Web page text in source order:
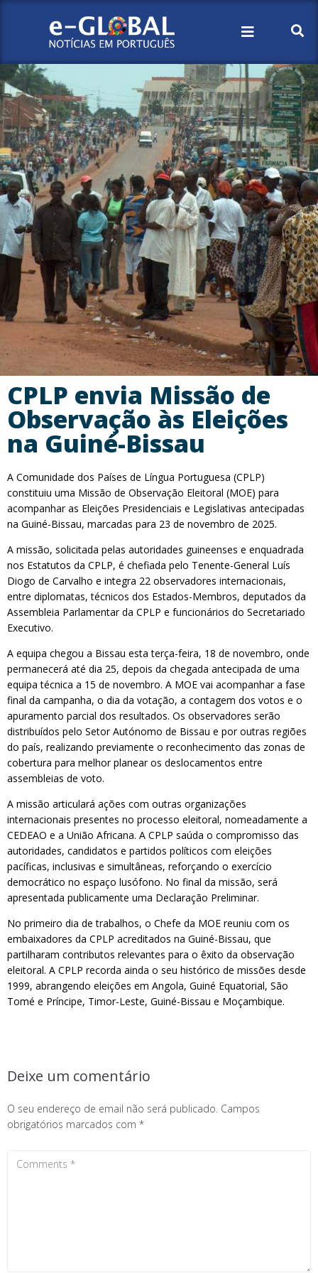
CPLP envia Missão de
Observação às Eleições
na Guiné-Bissau
A Comunidade dos Países de Língua Portuguesa (CPLP)
constituiu uma Missão de Observação Eleitoral (MOE) para
acompanhar as Eleições Presidenciais e Legislativas antecipadas
na Guiné-Bissau, marcadas para 23 de novembro de 2025.
A missão, solicitada pelas autoridades guineenses e enquadrada
nos Estatutos da CPLP, é chefiada pelo Tenente-General Luís
Diogo de Carvalho e integra 22 observadores internacionais,
entre diplomatas, técnicos dos Estados-Membros, deputados da
Assembleia Parlamentar da CPLP e funcionários do Secretariado
Executivo.
A equipa chegou a Bissau esta terça-feira, 18 de novembro, onde
permanecerá até dia 25, depois da chegada antecipada de uma
equipa técnica a 15 de novembro. A MOE vai acompanhar a fase
final da campanha, o dia da votação, a contagem dos votos e o
apuramento parcial dos resultados. Os observadores serão
distribuídos pelo Setor Autónomo de Bissau e por outras regiões
do país, realizando previamente o reconhecimento das zonas de
cobertura para melhor planear os deslocamentos entre
assembleias de voto.
A missão articulará ações com outras organizações
internacionais presentes no processo eleitoral, nomeadamente a
CEDEAO e a União Africana. A CPLP saúda o compromisso das
autoridades, candidatos e partidos políticos com eleições
pacíficas, inclusivas e simultâneas, reforçando o exercício
democrático no espaço lusófono. No final da missão, será
apresentada publicamente uma Declaração Preliminar.
No primeiro dia de trabalhos, o Chefe da MOE reuniu com os
embaixadores da CPLP acreditados na Guiné-Bissau, que
partilharam contributos relevantes para o êxito da observação
eleitoral. A CPLP recorda ainda o seu histórico de missões desde
1999, abrangendo eleições em Angola, Guiné Equatorial, São
Tomé e Príncipe, Timor-Leste, Guiné-Bissau e Moçambique.
Deixe um comentário
O seu endereço de email não será publicado. Campos
obrigatórios marcados com *